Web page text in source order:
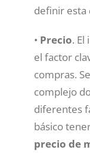
definir esta
• Precio.
el factor
compras.
complejo
diferentes
básico
precio de